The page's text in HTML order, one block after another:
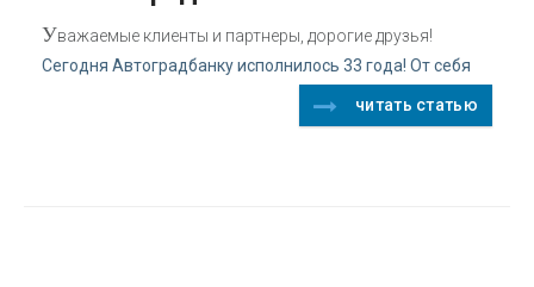
Уважаемые клиенты и партнеры, дорогие друзья!
Сегодня Автоградбанку исполнилось 33 года! От себя
читать статью